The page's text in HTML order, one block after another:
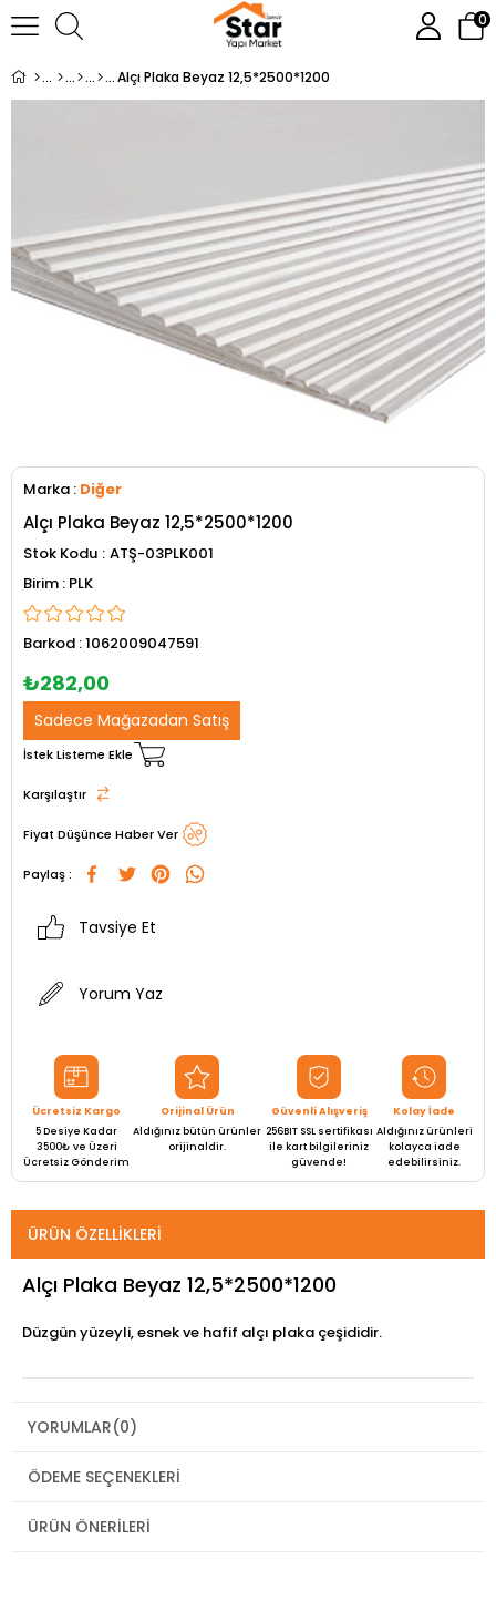
0
Alçı Plaka Beyaz 12,5*2500*1200
Marka : Diğer
Alçı Plaka Beyaz 12,5*2500*1200
Stok Kodu ATŞ-03PLK001
PLK
Barkod :1062009047591
₺282,00
Sadece Mağazadan Satış
İstek Listeme Ekle
Karşılaştır
Fiyat Düşünce Haber Ver
Paylaş :
Tavsiye Et
Yorum Yaz
Ücretsiz Kargo
5 Desiye Kadar
3500₺ ve Üzeri
Ücretsiz Gönderim
Orijinal Ürün
Aldığınız bütün ürünler
orijinaldir.
Güvenli Alışveriş
256BIT SSL sertifikası
ile kart bilgileriniz
güvende!
Kolay İade
Aldığınız ürünleri
kolayca iade
edebilirsiniz.
ÜRÜN ÖZELLIKLERI
Alçı Plaka Beyaz 12,5*2500*1200
Düzgün yüzeyli, esnek ve hafif alçı plaka çeşididir.
YORUMLAR(0)
ÖDEME SEÇENEKLERI
ÜRÜN ÖNERILERI